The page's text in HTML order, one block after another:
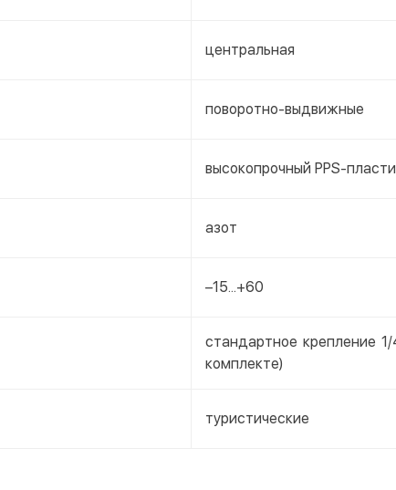
центральная
поворотно-выдвижные
высокопрочный PPS-
азот
–15...+60
стандартное крепление
комплекте)
туристические